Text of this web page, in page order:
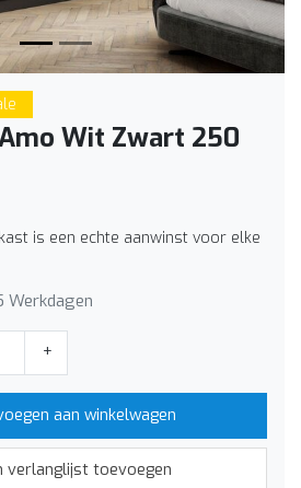
Wit Zwart 250
is een echte aanwinst voor elke
Werkdagen
+
aan winkelwagen
verlanglijst toevoegen